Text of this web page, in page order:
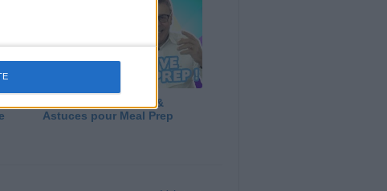
Panga, Huile d'Olive &
Astuces pour Meal Prep